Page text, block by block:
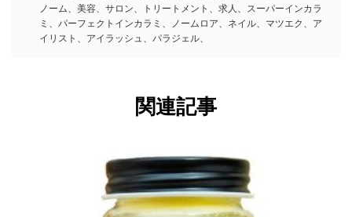
ノーム、美容、サロン、トリートメント、求人、スーパーインカラ
ミ、パーフェクトインカラミ、ノームロア、ネイル、マツエク、ア
イリスト、アイラッシュ、パラジェル、
関連記事